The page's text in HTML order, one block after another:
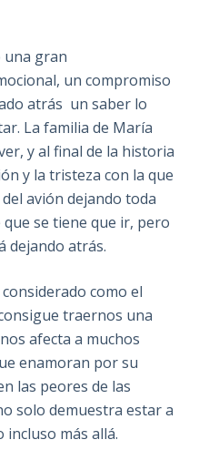
una gran
un compromiso
atrás un saber lo
La familia de María
y al final de la historia
y la tristeza con la que
avión dejando toda
se tiene que ir, pero
dejando atrás.
como el
traernos una
afecta a muchos
enamoran por su
las peores de las
solo demuestra estar a
más allá.